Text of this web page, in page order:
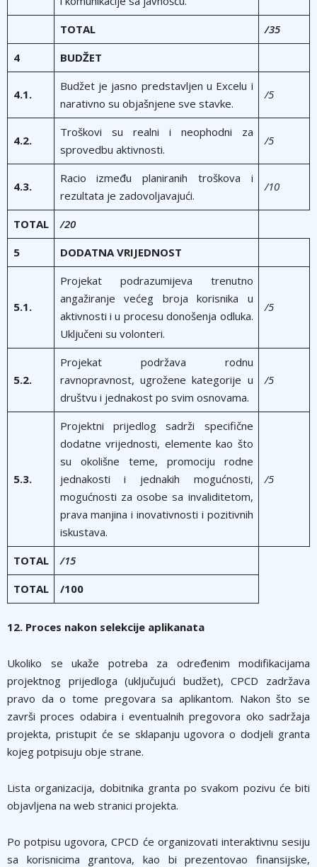
TOTAL
/35
4
BUDŽET
4.1.
Budžet je jasno predstavljen u Excelu i
narativno su objašnjene sve stavke.
/5
4.2.
Troškovi su realni i neophodni za
sprovedbu aktivnosti.
/5
4.3.
Racio između planiranih troškova i
rezultata je zadovoljavajući.
/10
TOTAL
/20
5
DODATNA VRIJEDNOST
5.1.
Projekat podrazumijeva trenutno
angažiranje većeg broja korisnika u
aktivnosti i u procesu donošenja odluka.
Uključeni su volonteri.
/5
5.2.
Projekat podržava rodnu
ravnopravnost, ugrožene kategorije u
društvu i jednakost po svim osnovama.
/5
5.3.
Projektni prijedlog sadrži specifične
dodatne vrijednosti, elemente kao što
su okolišne teme, promociju rodne
jednakosti i jednakih mogućnosti,
mogućnosti za osobe sa invaliditetom,
prava manjina i inovativnosti i pozitivnih
iskustava.
/5
TOTAL
/15
TOTAL
/100
12. Proces nakon selekcije aplikanata
Ukoliko se ukaže potreba za određenim modifikacijama
projektnog prijedloga (uključujući budžet), CPCD zadržava
pravo da o tome pregovara sa aplikantom. Nakon što se
završi proces odabira i eventualnih pregovora oko sadržaja
projekta, pristupit će se sklapanju ugovora o dodjeli granta
kojeg potpisuju obje strane.
Lista organizacija, dobitnika granta po svakom pozivu će biti
objavljena na web stranici projekta.
Po potpisu ugovora, CPCD će organizovati interaktivnu sesiju
sa korisnicima grantova, kao bi prezentovao finansijske,